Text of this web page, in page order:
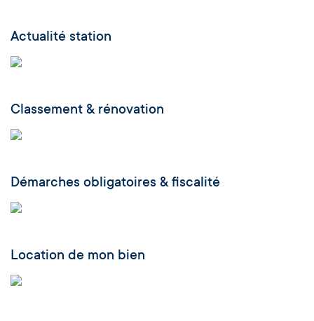
Actualité station
Classement & rénovation
Démarches obligatoires & fiscalité
Location de mon bien